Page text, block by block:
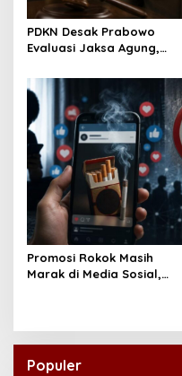
PDKN Desak Prabowo
Evaluasi Jaksa Agung,
Agung sebagai Pengganti
Promosi Rokok Masih
Marak di Media Sosial,
Populer